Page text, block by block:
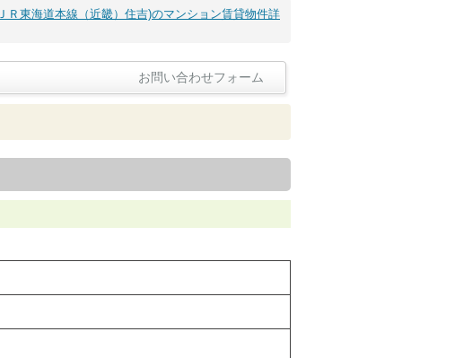
Ｒ東海道本線（近畿）住吉)のマンション賃貸物件詳
お問い合わせフォーム